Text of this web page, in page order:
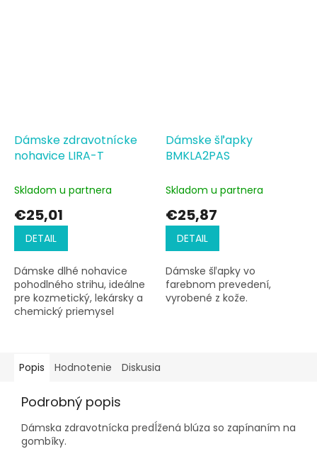
Dámske zdravotnícke
nohavice LIRA-T
Skladom u partnera
€25,01
DETAIL
Dámske dlhé nohavice
pohodlného strihu, ideálne
pre kozmetický, lekársky a
chemický priemysel
Dámske šľapky
BMKLA2PAS
Skladom u partnera
€25,87
DETAIL
Dámske šľapky vo
farebnom prevedení,
vyrobené z kože.
Popis Hodnotenie Diskusia
Podrobný popis
Dámska zdravotnícka predĺžená blúza so zapínaním na
gombíky.